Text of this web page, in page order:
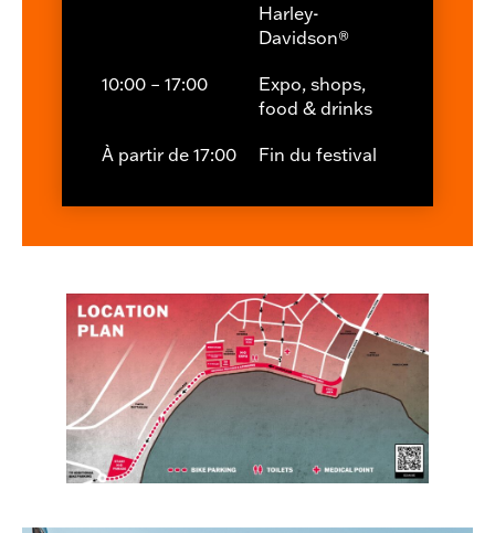
Harley-
Davidson®
10:00 – 17:00
Expo, shops,
food & drinks
À partir de 17:00
Fin du festival